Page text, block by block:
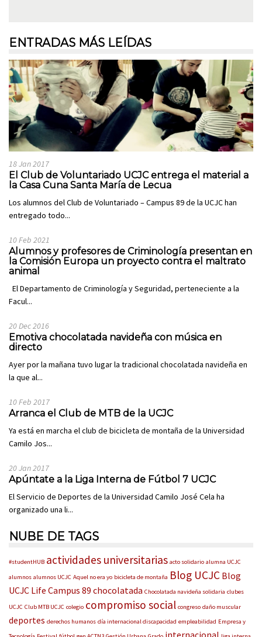
ENTRADAS MÁS LEÍDAS
18 Jan 2017
El Club de Voluntariado UCJC entrega el material a
la Casa Cuna Santa María de Lecua
Los alumnos del Club de Voluntariado – Campus 89 de la UCJC han
entregado todo...
10 Feb 2021
Alumnos y profesores de Criminología presentan en
la Comisión Europa un proyecto contra el maltrato
animal
El Departamento de Criminología y Seguridad, perteneciente a la
Facul...
20 Dec 2016
Emotiva chocolatada navideña con música en
directo
Ayer por la mañana tuvo lugar la tradicional chocolatada navideña en
la que al...
10 Feb 2017
Arranca el Club de MTB de la UCJC
Ya está en marcha el club de bicicleta de montaña de la Universidad
Camilo Jos...
20 Jan 2017
Apúntate a la Liga Interna de Fútbol 7 UCJC
El Servicio de Deportes de la Universidad Camilo José Cela ha
organizado una li...
NUBE DE TAGS
#studentHUB actividades universitarias acto solidario alumna UCJC
alumnos alumnos UCJC Aquel no era yo bicicleta de montaña Blog UCJC Blog
UCJC Life Campus 89 chocolatada Chocolatada navideña solidaria clubes
UCJC Club MTB UCJC colegio compromiso social congreso daño muscular
deportes derechos humanos día internacional discapacidad empleabilidad Empresa y
internacional